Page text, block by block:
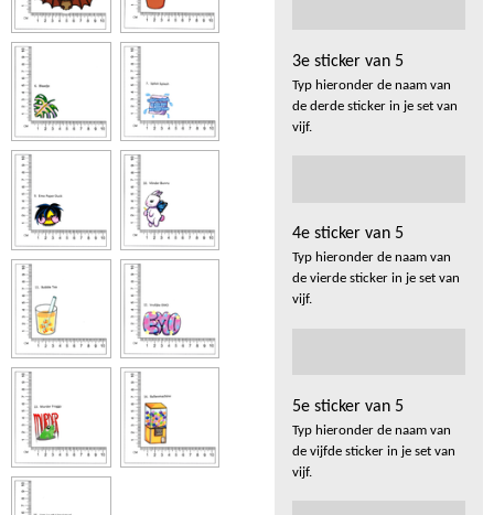
3e sticker van 5
Typ hieronder de naam van
de derde sticker in je set van
vijf.
4e sticker van 5
Typ hieronder de naam van
de vierde sticker in je set van
vijf.
5e sticker van 5
Typ hieronder de naam van
de vijfde sticker in je set van
vijf.